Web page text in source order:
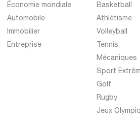
Économie mondiale
Automobile
Immobilier
Entreprise
Basketball
Athlétisme
Volleyball
Tennis
Mécaniques
Sport
Golf
Rugby
Jeux